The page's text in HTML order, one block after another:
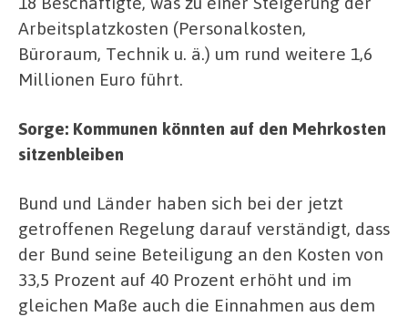
Arbeitsplatzkosten (Personalkosten,
Büroraum, Technik u. ä.) um rund weitere 1,6
Millionen Euro führt.
Sorge: Kommunen könnten auf den Mehrkosten
sitzenbleiben
Bund und Länder haben sich bei der jetzt
getroffenen Regelung darauf verständigt, dass
der Bund seine Beteiligung an den Kosten von
33,5 Prozent auf 40 Prozent erhöht und im
gleichen Maße auch die Einnahmen aus dem